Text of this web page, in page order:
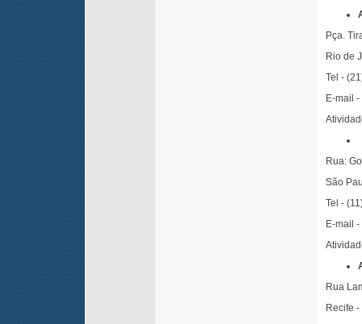
Pça.
Rio de
Tel -
E-mail -
Rua:
São
Tel -
E-mail -
Rua
Recife -